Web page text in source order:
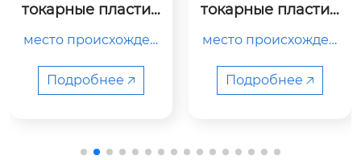
токарные пластин
место происхожден
китай
твердосплавная фр
Подробнее 🡥
державка gfvr1616
место происхожден
китай
держатель токарног
Подробнее 🡥